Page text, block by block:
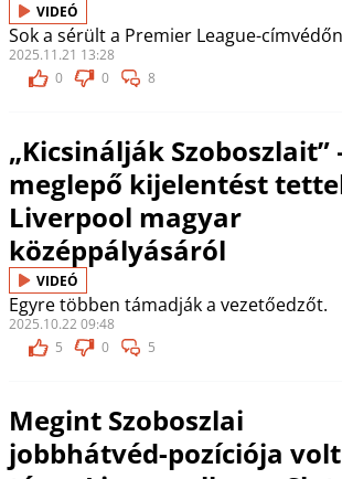
VIDEÓ
Sok a sérült a Premier League-
2025.11.21 13:28
0
0 8
„Kicsinálják Szoboszlait”
meglepő kijelentést
Liverpool magyar
középpályásáról
VIDEÓ
Egyre többen támadják a vezetőedzőt.
2025.10.22 09:48
5
0 5
Megint Szoboszlai
jobbhátvéd-pozíciója